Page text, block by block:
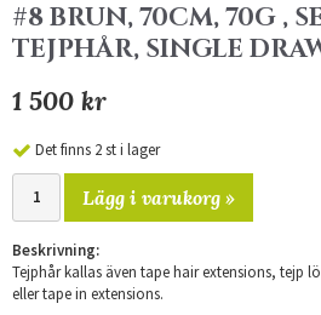
#8 BRUN, 70CM, 70G ,
TEJPHÅR, SINGLE
1 500 kr
Det finns 2 st i lager
Lägg i varukorg »
Beskrivning:
Tejphår kallas även tape hair extensions, tejp
eller tape in extensions.